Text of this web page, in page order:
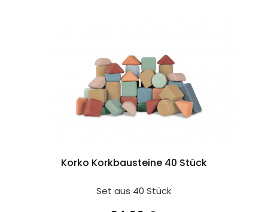
Korko Korkbausteine 40 Stück
Set aus 40 Stück